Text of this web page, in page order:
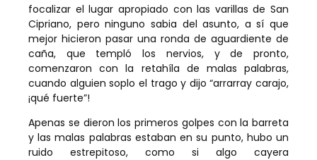
focalizar el lugar apropiado con las varillas de San
Cipriano, pero ninguno sabia del asunto, a sí que
mejor hicieron pasar una ronda de aguardiente de
caña, que templó los nervios, y de pronto,
comenzaron con la retahíla de malas palabras,
cuando alguien soplo el trago y dijo “arrarray carajo,
¡qué fuerte”!
Apenas se dieron los primeros golpes con la barreta
y las malas palabras estaban en su punto, hubo un
ruido estrepitoso, como si algo cayera